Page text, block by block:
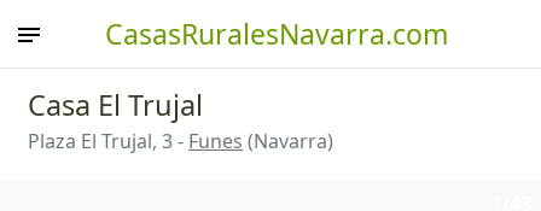
CasasRuralesNavarra.com
Casa El Trujal
Plaza El Trujal, 3 - Funes (Navarra)